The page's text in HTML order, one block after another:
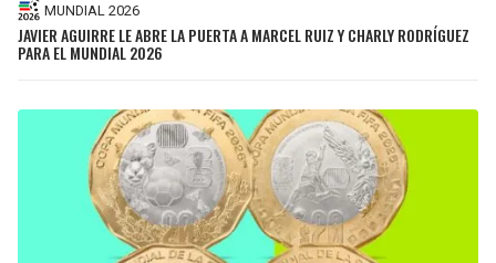
MUNDIAL 2026
JAVIER AGUIRRE LE ABRE LA PUERTA A MARCEL RUIZ Y CHARLY RODRÍGUEZ
PARA EL MUNDIAL 2026